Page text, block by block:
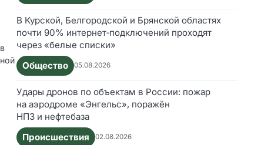
В Курской, Белгородской и Брянской областях
почти 90% интернет‑подключений проходят
через «белые списки»
Общество
05.08.2026
Удары дронов по объектам в России: пожар
на аэродроме «Энгельс», поражён
НПЗ и нефтебаза
Происшествия
02.08.2026